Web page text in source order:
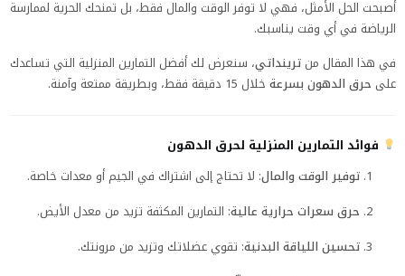
أصبحت الحل الأمثل، فهي لا توفر الوقت والمال فقط، بل تمنحك الحرية لممارسة
الرياضة في أي وقت يناسبك.
في هذا المقال من ترينداتي، سنعرض لك أفضل التمارين المنزلية التي تساعدك
على حرق الدهون بسرعة خلال 15 دقيقة فقط، وبطريقة ممتعة وآمنة.
فوائد التمارين المنزلية لحرق الدهون
توفير الوقت والمال: لا تحتاج إلى اشتراك في الجيم أو معدات خاصة.
حرق سعرات حرارية عالية: التمارين المكثفة تزيد من معدل الأيض.
تحسين اللياقة البدنية: تقوي عضلاتك وتزيد من مرونتك.